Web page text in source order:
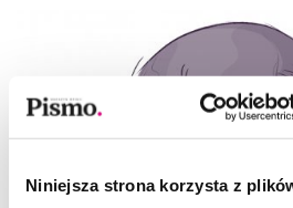
Niniejsza strona korzysta z